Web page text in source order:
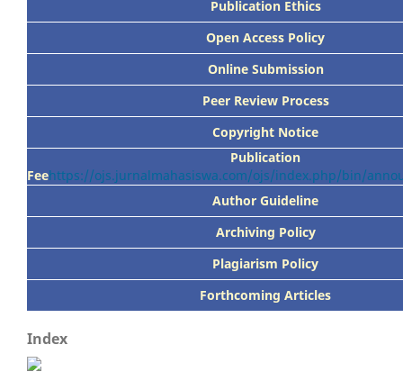
Publication Ethics
Open Access Policy
Online Submission
Peer Review Process
Copyright Notice
Publication
Feehttps://ojs.jurnalmahasiswa.com/ojs/index.php/bin/
Author Guideline
Archiving Policy
Plagiarism Policy
Forthcoming Articles
Index